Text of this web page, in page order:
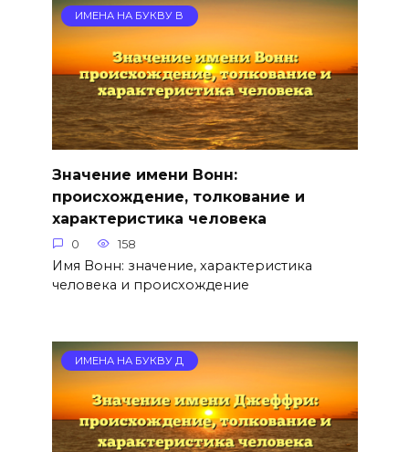
ИМЕНА НА БУКВУ В
Значение имени Вонн:
происхождение, толкование и
характеристика человека
0 158
Имя Вонн: значение, характеристика
человека и происхождение
ИМЕНА НА БУКВУ Д